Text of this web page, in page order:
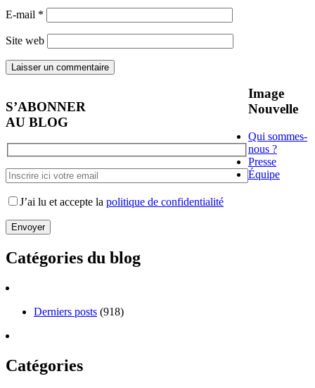
E-mail *
Site web
S’ABONNER
AU BLOG
J’ai lu et accepte la politique de confidentialité
Catégories du blog
Derniers posts (918)
Catégories
Image
Nouvelle
Qui sommes-
nous ?
Presse
Équipe